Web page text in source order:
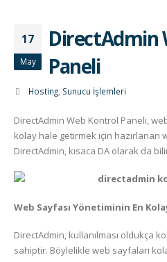
17
May
DirectAdmin
Paneli
Hosting, Sunucu İşlemleri
DirectAdmin Web Kontrol Paneli,
kolay hale getirmek için hazırlanan
DirectAdmin, kısaca DA olarak da
Web Sayfası Yönetiminin En
DirectAdmin, kullanılması oldukça
sahiptir. Böylelikle web sayfaları